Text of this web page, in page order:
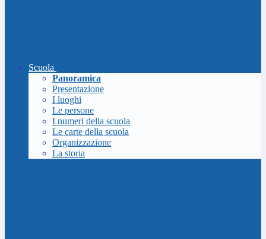
Scuola
Panoramica
Presentazione
I luoghi
Le persone
I numeri della scuola
Le carte della scuola
Organizzazione
La storia